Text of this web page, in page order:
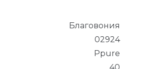
Благовония
02924
Ppure